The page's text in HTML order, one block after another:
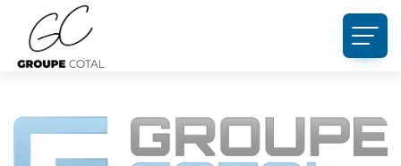
Panneau de gestion des cookies